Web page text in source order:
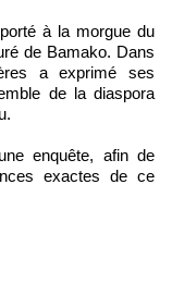
à la morgue du
de Bamako. Dans
a exprimé ses
de la diaspora
enquête, afin de
exactes de ce